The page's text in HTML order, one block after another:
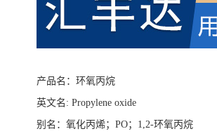
产品名： 环氧丙烷
英文名 : Propylene oxide
别名：氧化丙烯； PO； 1,2-环氧丙烷